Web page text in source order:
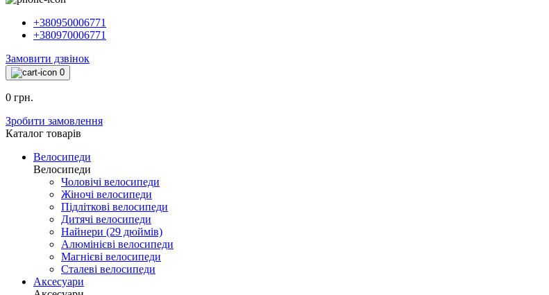
+380950006771
+380970006771
Замовити дзвінок
0
0 грн.
Зробити замовлення
Каталог товарiв
Велосипеди
Велосипеди
Чоловічі велосипеди
Жіночі велосипеди
Підліткові велосипеди
Дитячі велосипеди
Найнери (29 дюймів)
Алюмінієві велосипеди
Магнієві велосипеди
Сталеві велосипеди
Аксесуари